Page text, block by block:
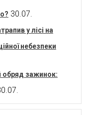
30.07.
у лісі на
небезпеки
обряд зажинок: